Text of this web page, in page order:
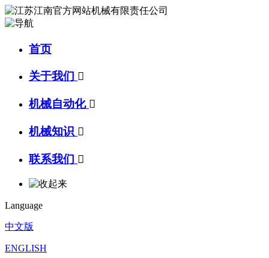
首页
关于我们 
机械自动化 
机械知识 
联系我们 
Language
中文版
ENGLISH